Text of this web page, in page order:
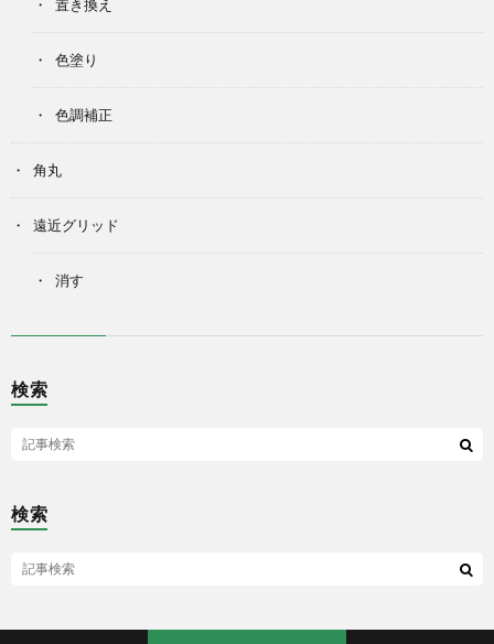
置き換え
色塗り
色調補正
角丸
遠近グリッド
消す
検索
検索